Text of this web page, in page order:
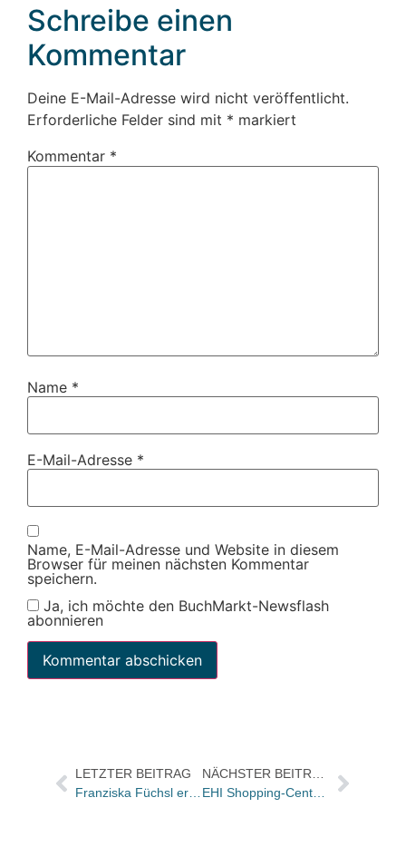
Schreibe einen
Kommentar
Deine E-Mail-Adresse wird nicht veröffentlicht.
Erforderliche Felder sind mit * markiert
Kommentar *
Name *
E-Mail-Adresse *
Name, E-Mail-Adresse und Website in diesem
Browser für meinen nächsten Kommentar
speichern.
Ja, ich möchte den BuchMarkt-Newsflash
abonnieren
LETZTER BEITRAG
Franziska Füchsl erhält den Deutschen Preis für Nature Writing 2025